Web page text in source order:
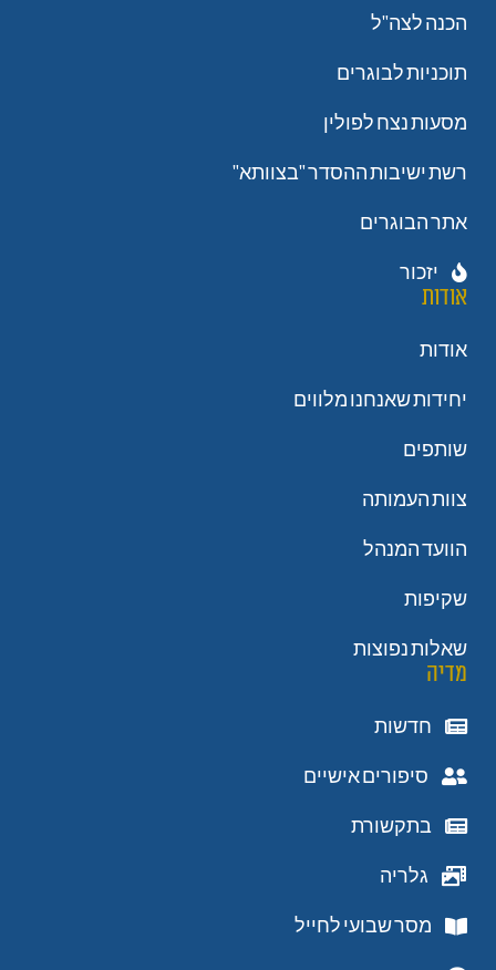
הכנה לצה"ל
תוכניות לבוגרים
מסעות נצח לפולין
רשת ישיבות ההסדר "בצוותא"
אתר הבוגרים
יזכור
אודות
אודות
יחידות שאנחנו מלווים
שותפים
צוות העמותה
הוועד המנהל
שקיפות
שאלות נפוצות
מדיה
חדשות
סיפורים אישיים
בתקשורת
גלריה
מסר שבועי לחייל